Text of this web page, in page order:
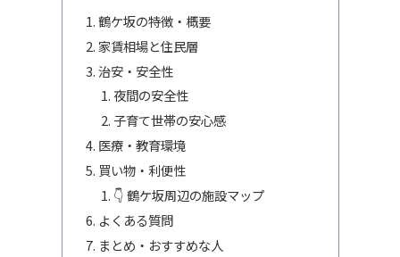
鶴ケ坂の特徴・概要
家賃相場と住民層
治安・安全性
夜間の安全性
子育て世帯の安心感
医療・教育環境
買い物・利便性
👇 鶴ケ坂周辺の施設マップ
よくある質問
まとめ・おすすめな人